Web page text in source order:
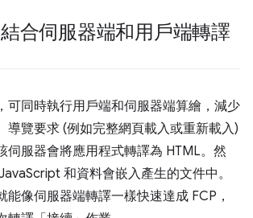
合伺服器端和用戶端轉譯
可同時執行用戶端和伺服器端算繪，減少
導覽要求 (例如完整網頁載入或重新載入)
伺服器會將應用程式轉譯為 HTML。然
和資料會嵌入產生的文件中。
能像伺服器端轉譯一樣快速達成 FCP，